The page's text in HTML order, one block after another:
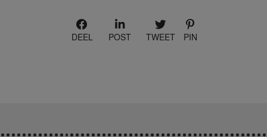
DEEL POST TWEET PIN